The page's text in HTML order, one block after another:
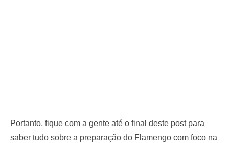
Portanto, fique com a gente até o final deste post para
saber tudo sobre a preparação do Flamengo com foco na